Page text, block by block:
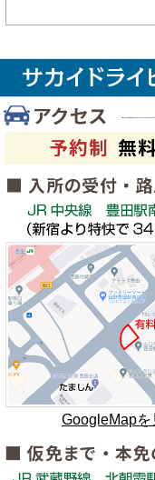
GoogleMap